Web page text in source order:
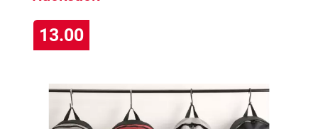
13.00